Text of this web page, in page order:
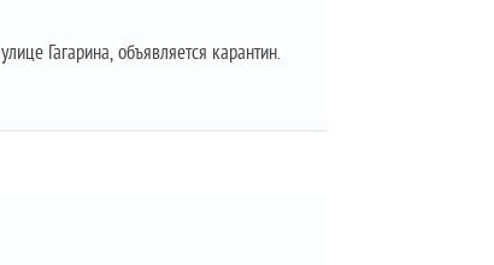
Гагарина, объявляется карантин.